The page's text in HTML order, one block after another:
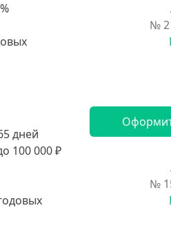
№
дней
100 000 ₽
№